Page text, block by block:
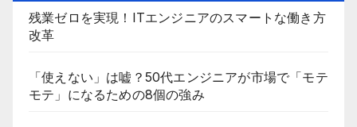
残業ゼロを実現！ITエンジニアのスマートな働き方
改革
「使えない」は嘘？50代エンジニアが市場で「モテ
モテ」になるための8個の強み